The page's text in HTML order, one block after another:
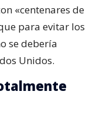
«centenares de
para evitar los
se debería
Unidos.